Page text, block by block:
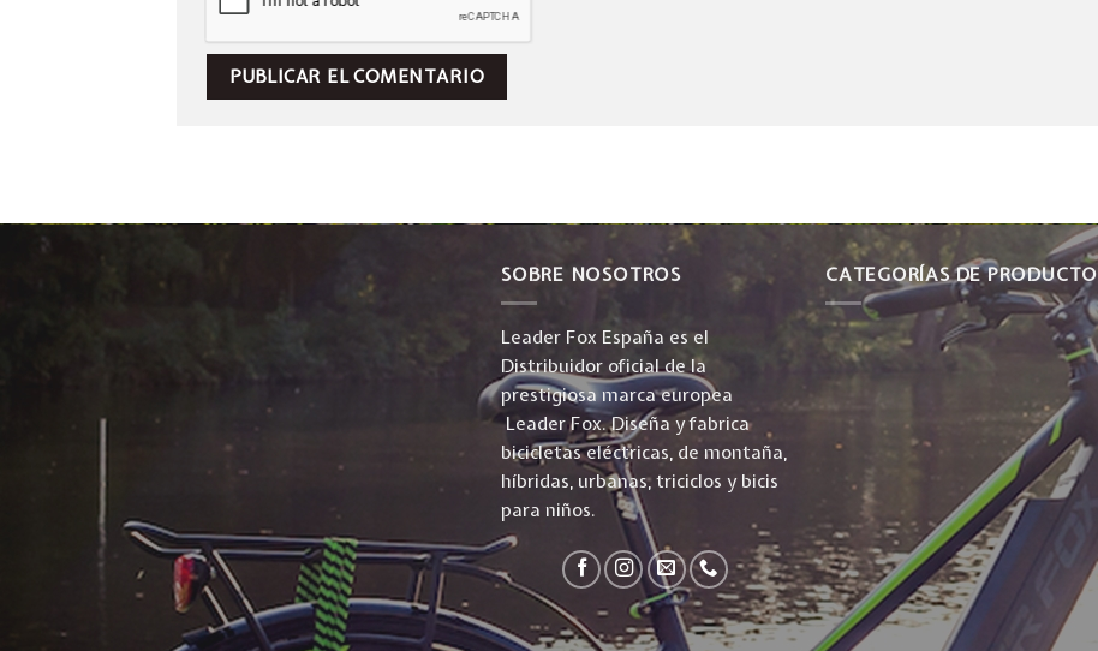
SOBRE NOSOTROS
Leader Fox España es el
Distribuidor oficial de la
prestigiosa marca europea
Leader Fox. Diseña y fabrica
bicicletas eléctricas, de montaña,
híbridas, urbanas, triciclos y bicis
para niños.
CATEGORÍAS DE PRODUCTO